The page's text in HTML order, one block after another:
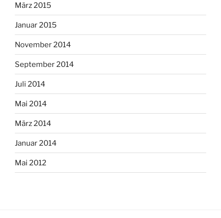
März 2015
Januar 2015
November 2014
September 2014
Juli 2014
Mai 2014
März 2014
Januar 2014
Mai 2012